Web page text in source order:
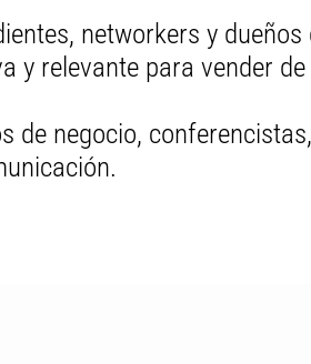
networkers y
y relevante para vender
de negocio,